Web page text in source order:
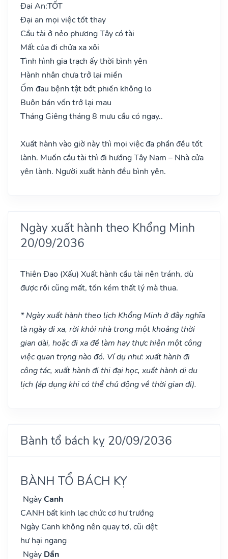
Đại An:TỐT
Đại an mọi việc tốt thay
Cầu tài ở nẻo phương Tây có tài
Mất của đi chửa xa xôi
Tình hình gia trạch ấy thời bình yên
Hành nhân chưa trở lại miền
Ốm đau bệnh tật bớt phiền không lo
Buôn bán vốn trở lại mau
Tháng Giêng tháng 8 mưu cầu có ngay..
Xuất hành vào giờ này thì mọi việc đa phần đều tốt
lành. Muốn cầu tài thì đi hướng Tây Nam – Nhà cửa
yên lành. Người xuất hành đều bình yên.
Ngày xuất hành theo Khổng Minh
20/09/2036
Thiên Đạo (Xấu) Xuất hành cầu tài nên tránh, dù
được rồi cũng mất, tốn kém thất lý mà thua.
* Ngày xuất hành theo lịch Khổng Minh ở đây nghĩa
là ngày đi xa, rời khỏi nhà trong một khoảng thời
gian dài, hoặc đi xa để làm hay thực hiện một công
việc quan trọng nào đó. Ví dụ như: xuất hành đi
công tác, xuất hành đi thi đại học, xuất hành di du
lịch (áp dụng khi có thể chủ động về thời gian đi).
Bành tổ bách kỵ 20/09/2036
BÀNH TỔ BÁCH KỴ
NgàyCanh
CANH bất kinh lạc chức cơ hư trướng
Ngày Canh không nên quay tơ, cũi dệt
hư hại ngang
Ngày Dần